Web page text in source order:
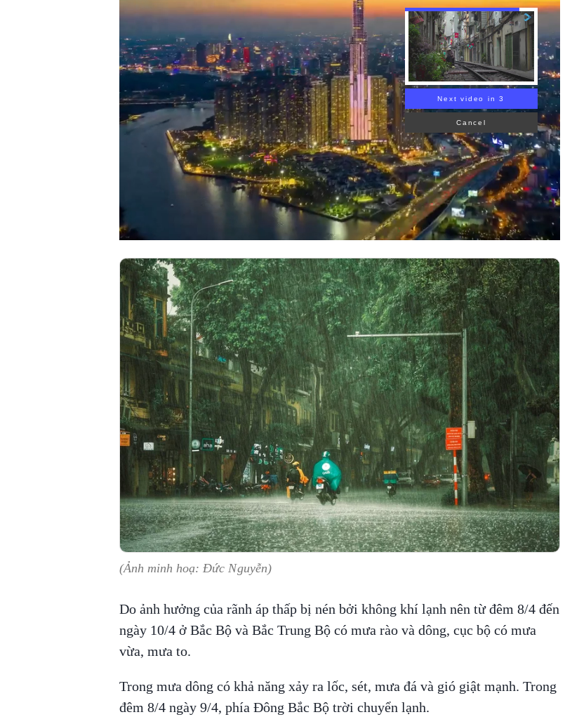
Next video in 1
Cancel
(Ảnh minh hoạ: Đức Nguyễn)
Do ảnh hưởng của rãnh áp thấp bị nén bởi không khí lạnh nên từ đêm 8/4 đến
ngày 10/4 ở Bắc Bộ và Bắc Trung Bộ có mưa rào và dông, cục bộ có mưa
vừa, mưa to.
Trong mưa dông có khả năng xảy ra lốc, sét, mưa đá và gió giật mạnh. Trong
đêm 8/4 ngày 9/4, phía Đông Bắc Bộ trời chuyển lạnh.